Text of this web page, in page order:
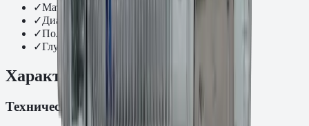
✓Материал: нержавеющая сталь
✓Диаметр и длина, мм.: 8x75
✓Полезная длина tfix: 35,0 мм
✓Глубина отверстия h1: 80,0 мм
Характеристики
Технические характеристики